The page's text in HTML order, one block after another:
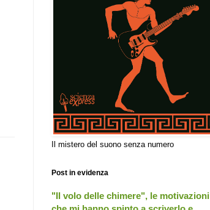
Il mistero del suono senza numero
Post in evidenza
"Il volo delle chimere", le motivazioni